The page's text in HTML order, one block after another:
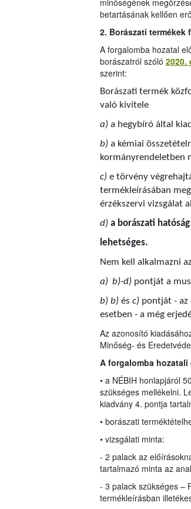
minőségének
betartásának kellően
2. Borászati termékek
A forgalomba hozatal
borászatról szóló 2020.
szerint:
Borászati termék
való kivitele
a) a hegybíró által
b) a kémiai
kormányrendeletben
c) e törvény
termékleírásában
érzékszervi vizsgálat
d) a borászati
lehetséges.
Nem kell alkalmazni
a) b)-d) pontját a
b) b) és c) pontját - az
esetben - a még
Az azonosító
Minőség- és
A forgalomba hozatali
• a NÉBIH honlapjáról
szükséges mellékelni.
kiadvány 4. pontja
• borászati
• vizsgálati minta:
- 2 palack az
tartalmazó minta az
- 3 palack szükséges –
termékleírásban